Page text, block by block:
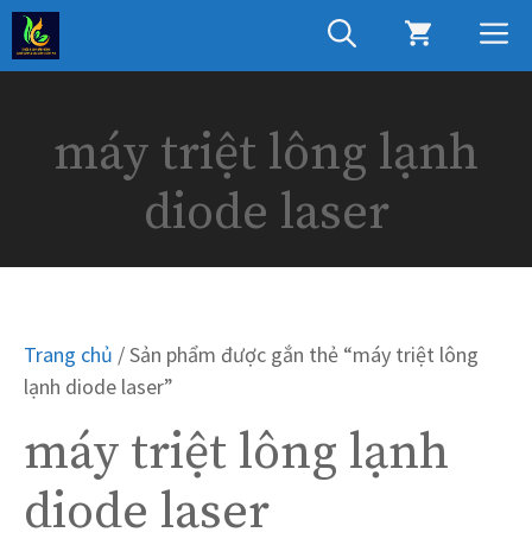
Chuyển
đến
nội
máy triệt lông lạnh
diode laser
Trang chủ / Sản phẩm được gắn thẻ “máy triệt lông
lạnh diode laser”
máy triệt lông lạnh
diode laser